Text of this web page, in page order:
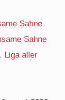
Sahne
Sahne
Liga aller